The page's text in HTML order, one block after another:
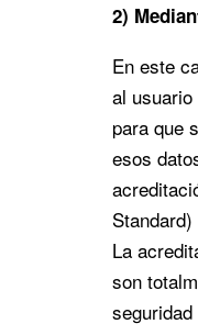
2)
En este
al
para que
esos
La
son